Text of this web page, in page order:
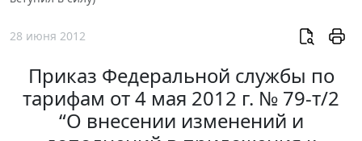
28 июня 2012
Приказ Федеральной службы по
тарифам от 4 мая 2012 г. № 79-т/2
“О внесении изменений и